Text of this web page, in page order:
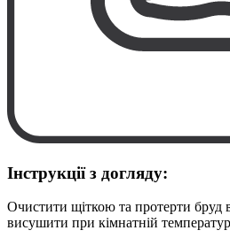
Інструкції з догляду:
Очистити щіткою та протерти бруд
висушити при кімнатній